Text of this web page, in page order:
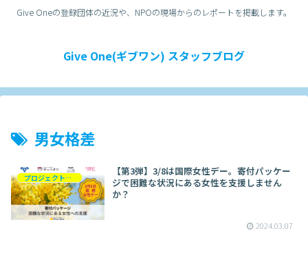
Give Oneの登録団体の近況や、NPOの現場からのレポートを掲載します。
Give One(ギブワン) スタッフブログ
男女格差
プロジェクト紹介
【第3弾】3/8は国際女性デー。寄付パッケー
ジで困難な状況にある女性を支援しません
か？
2024.03.07